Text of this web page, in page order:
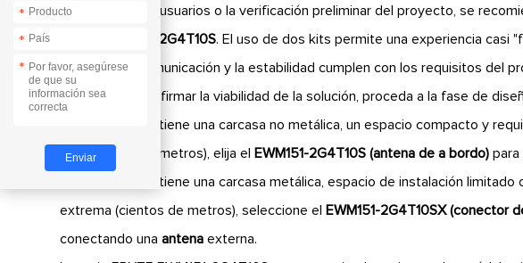
Para los nuevos usuarios o la verificación preliminar del proyecto, se
prueba EWT151-2G4T10S. El uso de dos kits permite una experiencia casi
distancia de comunicación y la estabilidad cumplen con los requisitos del
Después de confirmar la viabilidad de la solución, proceda a la fase de
Si el dispositivo tiene una carcasa no metálica, un espacio compacto y
(decenas a cien metros), elija el
EWM151-2G4T10S (antena de a bordo) para
Si el dispositivo tiene una carcasa metálica, espacio de instalación
extrema (cientos de metros), seleccione el
EWM151-2G4T10SX (conector
conectando unaantena externa.
*
*
*